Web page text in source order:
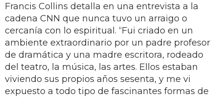
Francis Collins detalla en una entrevista a la
cadena CNN que nunca tuvo un arraigo o
cercanía con lo espiritual. “Fui criado en un
ambiente extraordinario por un padre profesor
de dramática y una madre escritora, rodeado
del teatro, la música, las artes. Ellos estaban
viviendo sus propios años sesenta, y me vi
expuesto a todo tipo de fascinantes formas de